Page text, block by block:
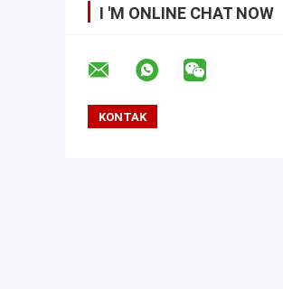
I 'M ONLINE CHAT NOW